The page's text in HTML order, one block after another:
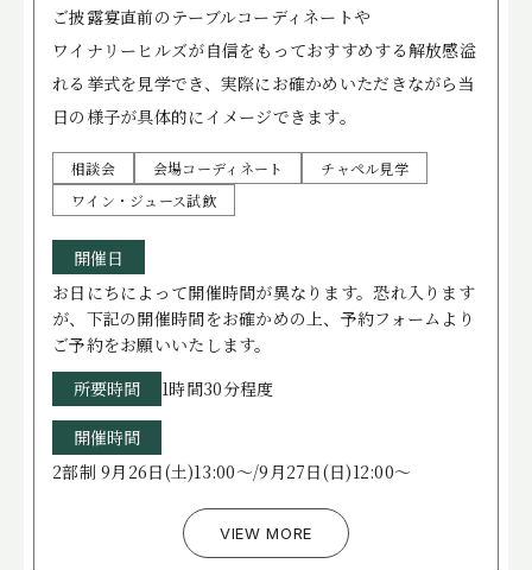
ご披露宴直前のテーブルコーディネートや
ワイナリーヒルズが自信をもっておすすめする解放感溢
れる挙式を見学でき、実際にお確かめいただきながら当
日の様子が具体的にイメージできます。
相談会 会場コーディネート
チャペル見学
ワイン・ジュース試飲
開催日
お日にちによって開催時間が異なります。恐れ入ります
が、下記の開催時間をお確かめの上、予約フォームより
ご予約をお願いいたします。
所要時間
1時間30分程度
開催時間
2部制 9月26日(土)13:00～/9月27日(日)12:00～
VIEW MORE